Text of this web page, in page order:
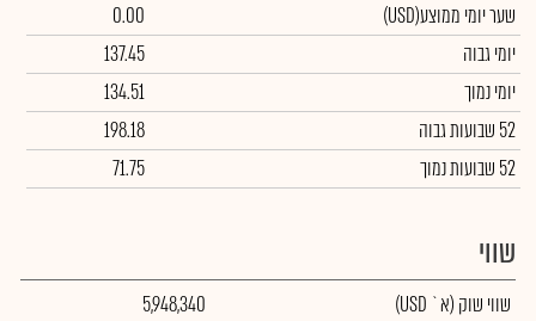
שער יומי ממוצע(USD)
0.00
יומי גבוה
137.45
יומי נמוך
134.51
52 שבועות גבוה
198.18
52 שבועות נמוך
71.75
שווי
שווי שוק (א` USD)
5,948,340